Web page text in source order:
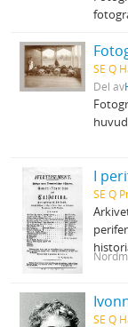
SE Q
Del av
SE Q
SE Q